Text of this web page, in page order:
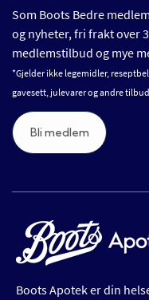
Som Boots Bedre
og nyheter, fri frakt over
medlemstilbud og mye
*Gjelder ikke legemidler,
gavesett, julevarer og andre
Bli medlem
Boots Apotek er din